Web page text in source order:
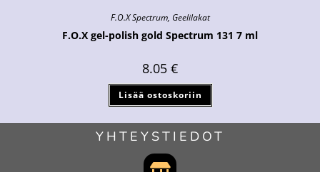
F.O.X Spectrum, Geelilakat
F.O.X gel-polish gold Spectrum 131 7 ml
8.05 €
Lisää ostoskoriin
YHTEYSTIEDOT